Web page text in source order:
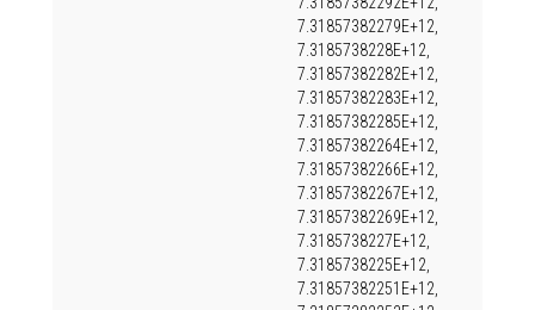
7.31857382279E+12,
7.3185738228E+12,
7.31857382282E+12,
7.31857382283E+12,
7.31857382285E+12,
7.31857382264E+12,
7.31857382266E+12,
7.31857382267E+12,
7.31857382269E+12,
7.3185738227E+12,
7.3185738225E+12,
7.31857382251E+12,